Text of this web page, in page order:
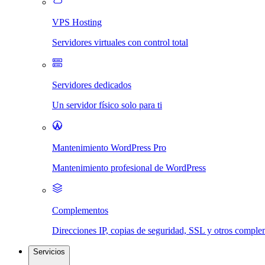
VPS Hosting
Servidores virtuales con control total
Servidores dedicados
Un servidor físico solo para ti
Mantenimiento WordPress Pro
Mantenimiento profesional de WordPress
Complementos
Direcciones IP, copias de seguridad, SSL y otros
Servicios